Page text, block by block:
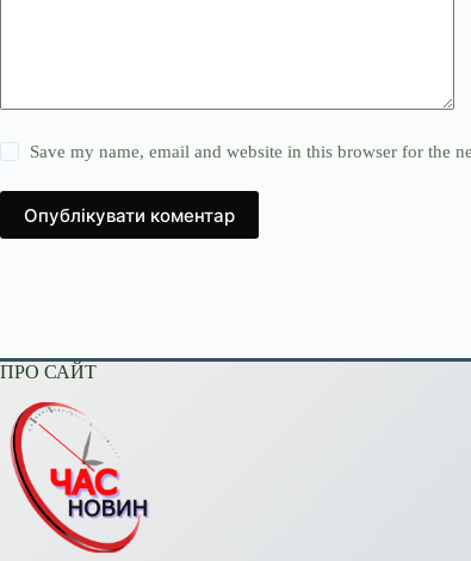
Save my name, email and website in this browser for the
Опублікувати коментар
ПРО САЙТ